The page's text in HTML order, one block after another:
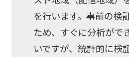
を行います。事前の検
ため、すぐに分析がで
いですが、統計的に検